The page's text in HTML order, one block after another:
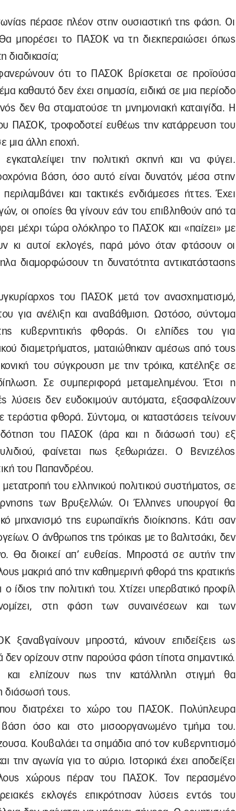
πέρασε πλέον στην ουσιαστική της φάση. Οι
μπορέσει το ΠΑΣΟΚ να τη διεκπεραιώσει όπως
διαδικασία;
ότι το ΠΑΣΟΚ βρίσκεται σε προϊούσα
καθαυτό δεν έχει σημασία, ειδικά σε μια περίοδο
δεν θα σταματούσε τη μνημονιακή καταιγίδα. Η
ΠΑΣΟΚ, τροφοδοτεί ευθέως την κατάρρευση του
μια άλλη εποχή.
την πολιτική σκηνή και να φύγει.
βάση, όσο αυτό είναι δυνατόν, μέσα στην
και τακτικές ενδιάμεσες ήττες. Έχει
οι οποίες θα γίνουν εάν του επιβληθούν από τα
μέχρι τώρα ολόκληρο το ΠΑΣΟΚ και «παίζει» με
κι αυτοί εκλογές, παρά μόνο όταν φτάσουν οι
διαμορφώσουν τη δυνατότητα αντικατάστασης
του ΠΑΣΟΚ μετά τον ανασχηματισμό,
για ανέλιξη και αναβάθμιση. Ωστόσο, σύντομα
κυβερνητικής φθοράς. Οι ελπίδες του για
διαμετρήματος, ματαιώθηκαν αμέσως από τους
του σύγκρουση με την τρόικα, κατέληξε σε
Σε συμπεριφορά μεταμελημένου. Έτσι η
λύσεις δεν ευδοκιμούν αυτόματα, εξασφαλίζουν
φθορά. Σύντομα, οι καταστάσεις τείνουν
του ΠΑΣΟΚ (άρα και η διάσωσή του) εξ
φαίνεται πως ξεθωριάζει. Ο Βενιζέλος
του Παπανδρέου.
του ελληνικού πολιτικού συστήματος, σε
των Βρυξελλών. Οι Έλληνες υπουργοί θα
μηχανισμό της ευρωπαϊκής διοίκησης. Κάτι σαν
Ο άνθρωπος της τρόικας με το βαλιτσάκι, δεν
Θα διοικεί απ’ ευθείας. Μπροστά σε αυτήν την
μακριά από την καθημερινή φθορά της κρατικής
ίδιος την πολιτική του. Χτίζει υπερβατικό προφίλ
στη φάση των συναινέσεων και των
ξαναβγαίνουν μπροστά, κάνουν επιδείξεις ως
δεν ορίζουν στην παρούσα φάση τίποτα σημαντικό.
και ελπίζουν πως την κατάλληλη στιγμή θα
διάσωσή τους.
διατρέχει το χώρο του ΠΑΣΟΚ. Πολύπλευρα
όσο και στο μισοοργανωμένο τμήμα του.
Κουβαλάει τα σημάδια από τον κυβερνητισμό
την αγωνία για το αύριο. Ιστορικά έχει αποδείξει
χώρους πέραν του ΠΑΣΟΚ. Τον περασμένο
εκλογές επικρότησαν λύσεις εντός του